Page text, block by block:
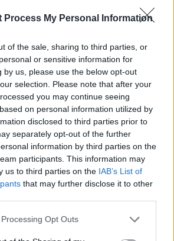
Process My Personal Information
of the sale, sharing to third parties, or
or sensitive information for
by us, please use the below opt-out
selection. Please note that after your
you may continue seeing
on personal information utilized by
disclosed to third parties prior to
separately opt-out of the further
information by third parties on the
participants. This information may
us to third parties on the IAB’s List of
that may further disclose it to other
Opt Outs
Η ξεχωριστή
μία ημέρα πριν
με τον Τζέικ Μέντγουελ